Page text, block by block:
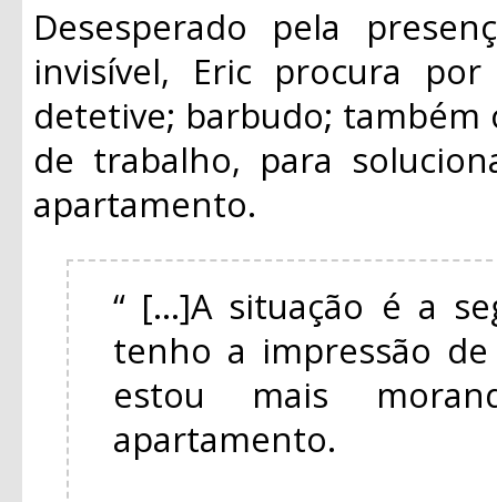
Desesperado pela
invisível, Eric procura
detetive; barbudo;
de trabalho, para
apartamento.
“ [...]A situação é a
tenho a impressão
estou mais
apartamento.